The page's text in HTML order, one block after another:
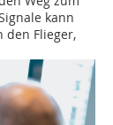
kann
den Flieger,